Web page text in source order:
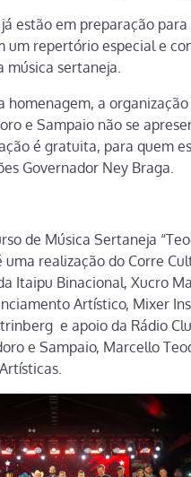
estão em preparação
um repertório especial e
música sertaneja.
homenagem, a
e Sampaio não se
é gratuita, para quem
Governador Ney Braga.
de Música Sertaneja
uma realização do Corre
Itaipu Binacional, Xucro
Artístico, Mixer
e apoio da Rádio
e Sampaio, Marcello